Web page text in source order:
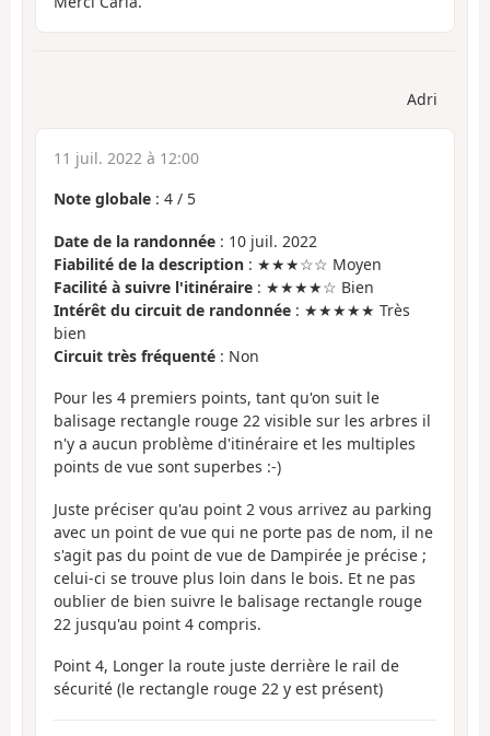
Adri
11 juil. 2022 à 12:00
Note globale : 4 / 5
Date de la randonnée : 10 juil. 2022
Fiabilité de la description : ★★★☆☆ Moyen
Facilité à suivre l'itinéraire : ★★★★☆ Bien
Intérêt du circuit de randonnée : ★★★★★ Très
bien
Circuit très fréquenté : Non
Pour les 4 premiers points, tant qu'on suit le
balisage rectangle rouge 22 visible sur les arbres il
n'y a aucun problème d'itinéraire et les multiples
points de vue sont superbes :-)
Juste préciser qu'au point 2 vous arrivez au parking
avec un point de vue qui ne porte pas de nom, il ne
s'agit pas du point de vue de Dampirée je précise ;
celui-ci se trouve plus loin dans le bois. Et ne pas
oublier de bien suivre le balisage rectangle rouge
22 jusqu'au point 4 compris.
Point 4, Longer la route juste derrière le rail de
sécurité (le rectangle rouge 22 y est présent)